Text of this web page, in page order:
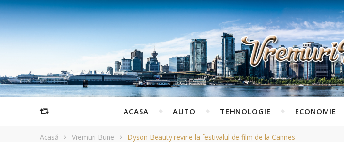
ACASA AUTO TEHNOLOGIE ECONOMIE
Acasă Vremuri Bune Dyson Beauty revine la festivalul de film de la Cannes